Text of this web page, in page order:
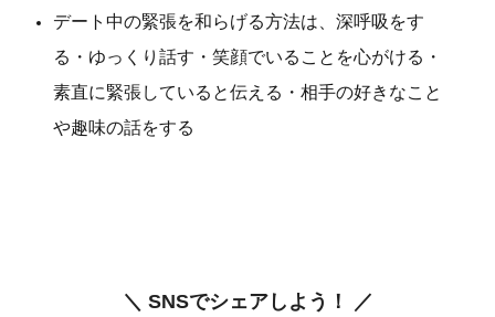
デート中の緊張を和らげる方法は、深呼吸をす
る・ゆっくり話す・笑顔でいることを心がける・
素直に緊張していると伝える・相手の好きなこと
や趣味の話をする
＼ SNSでシェアしよう！ ／